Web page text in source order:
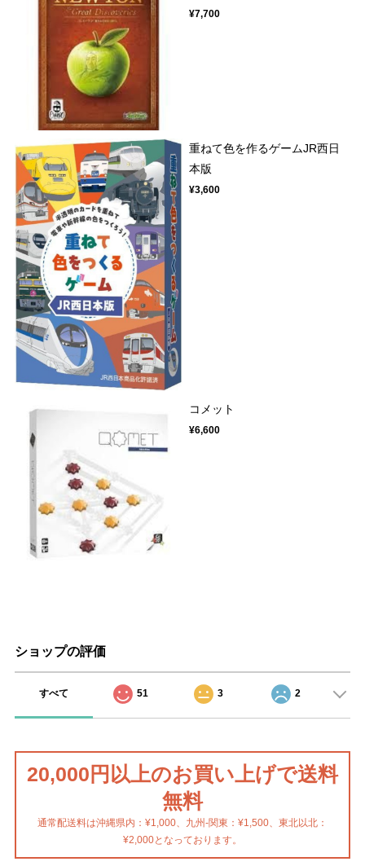
¥7,700
重ねて色を作るゲームJR西日
本版
¥3,600
コメット
¥6,600
ショップの評価
すべて 51 3 2
20,000円以上のお買い上げで送料
無料
通常配送料は沖縄県内：¥1,000、九州-関東：¥1,500、東北以北：
¥2,000となっております。